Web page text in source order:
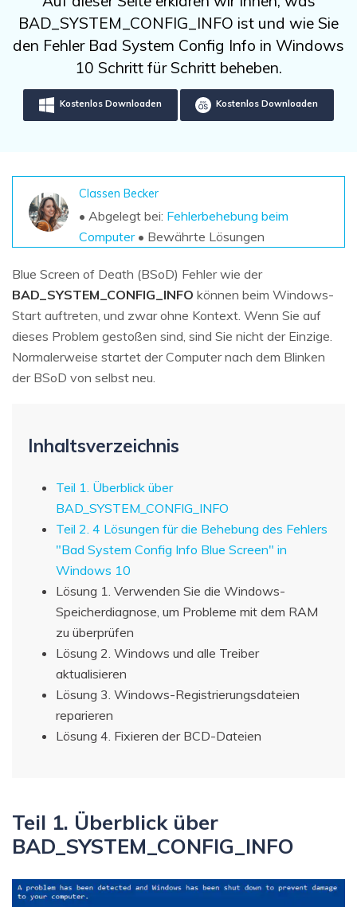
Unbegrenzte Daten vom Mac-System
wiederherstellen
Kostenlos Testen
Weitere Produkte
UBackit - Datensicherung
Datenverlust-Szenarien
ALLE FUNKTIONEN ENTDECKEN
Aktuelles Thema
Sign In
search
BAD_SYSTEM_CONFIG_INFO ist und wie Sie
den Fehler Bad System Config Info in Windows
10 Schritt für Schritt beheben.
Kostenlos Downloaden Kostenlos Downloaden
Classen Becker
• Abgelegt bei: Fehlerbehebung beim
Computer• Bewährte Lösungen
Blue Screen of Death (BSoD) Fehler wie der
BAD_SYSTEM_CONFIG_INFO können beim Windows-
Start auftreten, und zwar ohne Kontext. Wenn Sie auf
dieses Problem gestoßen sind, sind Sie nicht der Einzige.
Normalerweise startet der Computer nach dem Blinken
der BSoD von selbst neu.
Inhaltsverzeichnis
Teil 1. Überblick über
BAD_SYSTEM_CONFIG_INFO
Teil 2. 4 Lösungen für die Behebung des Fehlers
"Bad System Config Info Blue Screen" in
Windows 10
Lösung 1. Verwenden Sie die Windows-
Speicherdiagnose, um Probleme mit dem RAM
zu überprüfen
Lösung 2. Windows und alle Treiber
aktualisieren
Lösung 3. Windows-Registrierungsdateien
reparieren
Lösung 4. Fixieren der BCD-Dateien
Teil 1. Überblick über
BAD_SYSTEM_CONFIG_INFO